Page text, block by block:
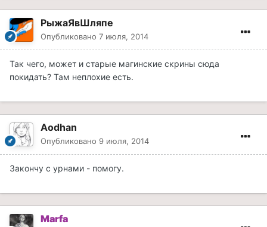
РыжаЯвШляпе
Опубликовано 7 июля, 2014
Так чего, может и старые магинские скрины сюда
покидать? Там неплохие есть.
Aodhan
Опубликовано 9 июля, 2014
Закончу с урнами - помогу.
Marfa